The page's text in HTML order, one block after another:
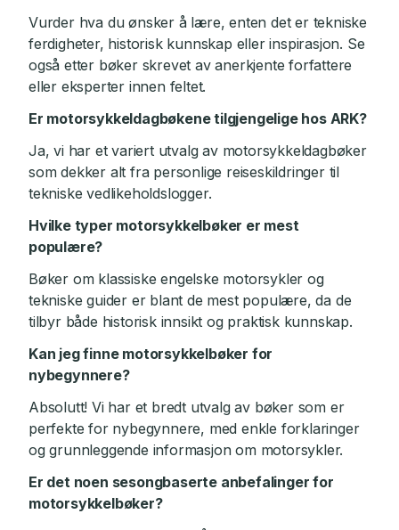
Vurder hva du ønsker å lære, enten det er tekniske
ferdigheter, historisk kunnskap eller inspirasjon. Se
også etter bøker skrevet av anerkjente forfattere
eller eksperter innen feltet.
Er motorsykkeldagbøkene tilgjengelige hos ARK?
Ja, vi har et variert utvalg av motorsykkeldagbøker
som dekker alt fra personlige reiseskildringer til
tekniske vedlikeholdslogger.
Hvilke typer motorsykkelbøker er mest
populære?
Bøker om klassiske engelske motorsykler og
tekniske guider er blant de mest populære, da de
tilbyr både historisk innsikt og praktisk kunnskap.
Kan jeg finne motorsykkelbøker for
nybegynnere?
Absolutt! Vi har et bredt utvalg av bøker som er
perfekte for nybegynnere, med enkle forklaringer
og grunnleggende informasjon om motorsykler.
Er det noen sesongbaserte anbefalinger for
motorsykkelbøker?